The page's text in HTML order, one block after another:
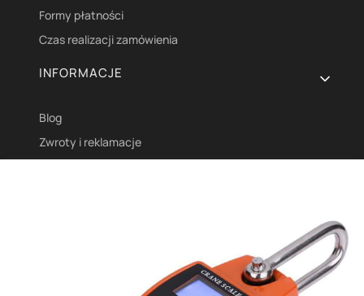
Formy płatności
Czas realizacji zamówienia
INFORMACJE
Blog
Zwroty i reklamacje